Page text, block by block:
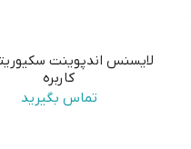
کاربره
تماس بگیرید